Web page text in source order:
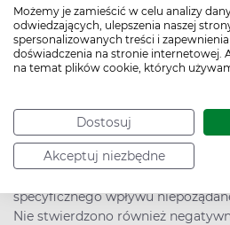
Możemy je zamieścić w celu analizy
odwiedzających, ulepszenia naszej
spersonalizowanych treści i
doświadczenia na stronie internetowej.
na temat plików cookie, których
Dostosuj
Akceptuj niezbędne
>>Sposoby podawania insuliny
Insulina glargine –
karmienia piersią
kontrolowanych badań
glargine u kobiet w ciąży. Jednak
dużej liczby przypadków (ponad
specyficznego wpływu
Nie stwierdzono również